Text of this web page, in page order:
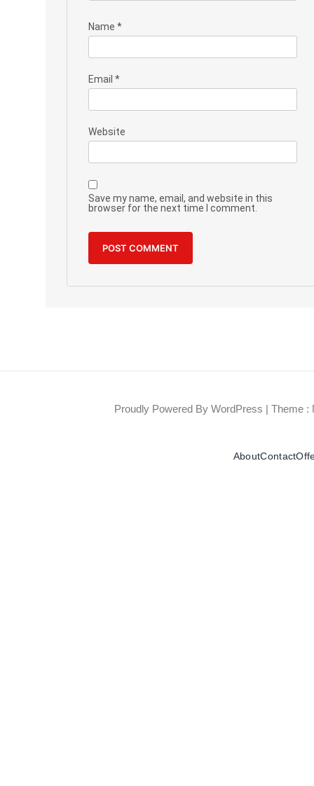
Name *
Email *
Website
Save my name, email, and website in this
browser for the next time I comment.
Proudly Powered By WordPress | Theme :
AboutContact